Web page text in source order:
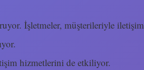
İşletmeler, müşterileriyle iletişim
hizmetlerini de etkiliyor.